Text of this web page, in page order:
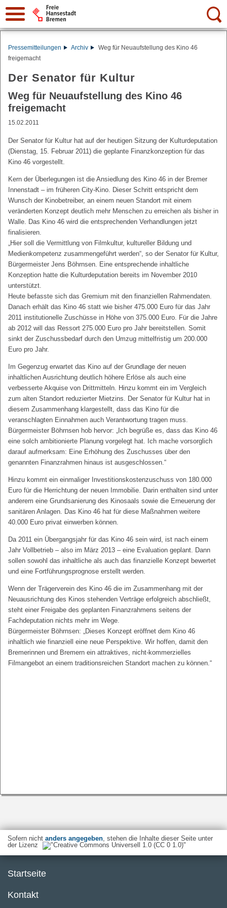
Suche:
Pressemitteilungen Archiv
Weg für Neuaufstellung des Kino 46
freigemacht
Der Senator für Kultur
Weg für Neuaufstellung des Kino 46
freigemacht
15.02.2011
Der Senator für Kultur hat auf der heutigen Sitzung der Kulturdeputation
(Dienstag, 15. Februar 2011) die geplante Finanzkonzeption für das
Kino 46 vorgestellt.
Kern der Überlegungen ist die Ansiedlung des Kino 46 in der Bremer
Innenstadt – im früheren City-Kino. Dieser Schritt entspricht dem
Wunsch der Kinobetreiber, an einem neuen Standort mit einem
veränderten Konzept deutlich mehr Menschen zu erreichen als bisher in
Walle. Das Kino 46 wird die entsprechenden Verhandlungen jetzt
finalisieren.
„Hier soll die Vermittlung von Filmkultur, kultureller Bildung und
Medienkompetenz zusammengeführt werden“, so der Senator für Kultur,
Bürgermeister Jens Böhrnsen. Eine entsprechende inhaltliche
Konzeption hatte die Kulturdeputation bereits im November 2010
unterstützt.
Heute befasste sich das Gremium mit den finanziellen Rahmendaten.
Danach erhält das Kino 46 statt wie bisher 475.000 Euro für das Jahr
2011 institutionelle Zuschüsse in Höhe von 375.000 Euro. Für die Jahre
ab 2012 will das Ressort 275.000 Euro pro Jahr bereitstellen. Somit
sinkt der Zuschussbedarf durch den Umzug mittelfristig um 200.000
Euro pro Jahr.
Im Gegenzug erwartet das Kino auf der Grundlage der neuen
inhaltlichen Ausrichtung deutlich höhere Erlöse als auch eine
verbesserte Akquise von Drittmitteln. Hinzu kommt ein im Vergleich
zum alten Standort reduzierter Mietzins. Der Senator für Kultur hat in
diesem Zusammenhang klargestellt, dass das Kino für die
veranschlagten Einnahmen auch Verantwortung tragen muss.
Bürgermeister Böhrnsen hob hervor: „Ich begrüße es, dass das Kino 46
eine solch ambitionierte Planung vorgelegt hat. Ich mache vorsorglich
darauf aufmerksam: Eine Erhöhung des Zuschusses über den
genannten Finanzrahmen hinaus ist ausgeschlossen.“
Hinzu kommt ein einmaliger Investitionskostenzuschuss von 180.000
Euro für die Herrichtung der neuen Immobilie. Darin enthalten sind unter
anderem eine Grundsanierung des Kinosaals sowie die Erneuerung der
sanitären Anlagen. Das Kino 46 hat für diese Maßnahmen weitere
40.000 Euro privat einwerben können.
Da 2011 ein Übergangsjahr für das Kino 46 sein wird, ist nach einem
Jahr Vollbetrieb – also im März 2013 – eine Evaluation geplant. Dann
sollen sowohl das inhaltliche als auch das finanzielle Konzept bewertet
und eine Fortführungsprognose erstellt werden.
Wenn der Trägerverein des Kino 46 die im Zusammenhang mit der
Neuausrichtung des Kinos stehenden Verträge erfolgreich abschließt,
steht einer Freigabe des geplanten Finanzrahmens seitens der
Fachdeputation nichts mehr im Wege.
Bürgermeister Böhrnsen: „Dieses Konzept eröffnet dem Kino 46
inhaltlich wie finanziell eine neue Perspektive. Wir hoffen, damit den
Bremerinnen und Bremern ein attraktives, nicht-kommerzielles
Filmangebot an einem traditionsreichen Standort machen zu können.“
Sofern nicht anders angegeben, stehen die Inhalte dieser Seite unter
der Lizenz
Startseite
Kontakt